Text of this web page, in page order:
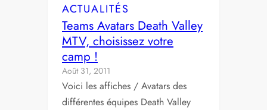
ACTUALITÉS
Teams Avatars Death Valley
MTV, choisissez votre
camp !
Août 31, 2011
Voici les affiches / Avatars des
différentes équipes Death Valley